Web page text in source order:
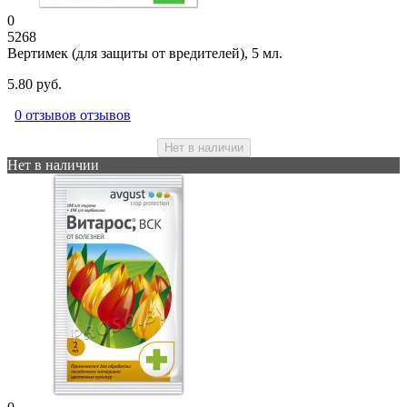
0
5268
Вертимек (для защиты от вредителей), 5 мл.
5.80 руб.
0 отзывов отзывов
Нет в наличии
Нет в наличии